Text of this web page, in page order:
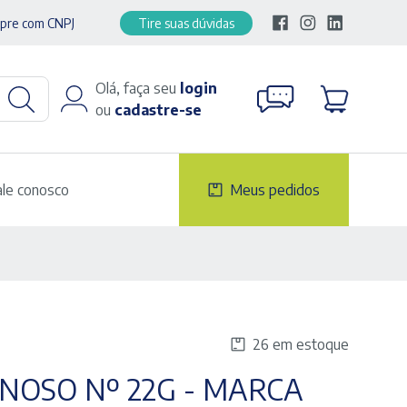
com CNPJ Tire suas dúvidas
Olá, faça seu login
ou cadastre-se
conosco Meus pedidos
26 em estoque
Nº 22G - MARCA